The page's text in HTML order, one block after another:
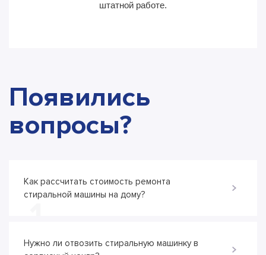
штатной работе.
Появились
вопросы?
Как рассчитать стоимость ремонта
стиральной машины на дому?
Нужно ли отвозить стиральную машинку в